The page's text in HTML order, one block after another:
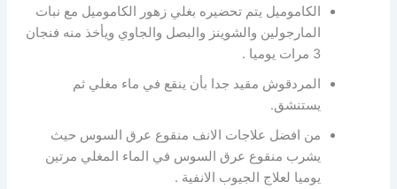
الكاموميل يتم تحضيره بغلي زهور الكاموميل مع نبات
المارجولين والشوينز والبصل والجاوي ويأخذ منه فنجان
3 مرات يوميا .
المردقوش مقيد جدا بأن ينقع في ماء مغلي ثم
يستنشق.
من افضل علاجات الانف منقوع عرق السوس حيث
يشرب منقوع عرق السوس في الماء المغلي مرتين
يوميا لعلاج الجيوب الانفية .